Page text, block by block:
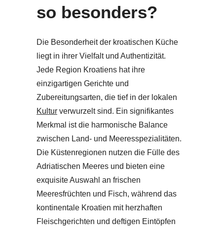
so besonders?
Die Besonderheit der kroatischen Küche
liegt in ihrer Vielfalt und Authentizität.
Jede Region Kroatiens hat ihre
einzigartigen Gerichte und
Zubereitungsarten, die tief in der lokalen
Kultur verwurzelt sind. Ein signifikantes
Merkmal ist die harmonische Balance
zwischen Land- und Meeresspezialitäten.
Die Küstenregionen nutzen die Fülle des
Adriatischen Meeres und bieten eine
exquisite Auswahl an frischen
Meeresfrüchten und Fisch, während das
kontinentale Kroatien mit herzhaften
Fleischgerichten und deftigen Eintöpfen